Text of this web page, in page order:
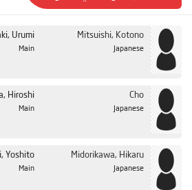
الحلقة 30
الحلقة 31
الحلقة 32
الحلقة 33
الحلقة 35
الحلقة 36
Urumi
Main
Mitsuishi, Kotono
Japanese
Hiroshi
Main
Cho
Japanese
Yoshito
Main
Midorikawa, Hikaru
Japanese